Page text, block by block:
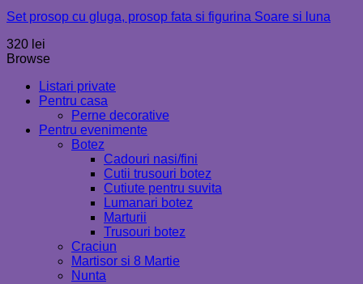
Set prosop cu gluga, prosop fata si figurina Soare si luna
320 lei
Browse
Listari private
Pentru casa
Perne decorative
Pentru evenimente
Botez
Cadouri nasi/fini
Cutii trusouri botez
Cutiute pentru suvita
Lumanari botez
Marturii
Trusouri botez
Craciun
Martisor si 8 Martie
Nunta